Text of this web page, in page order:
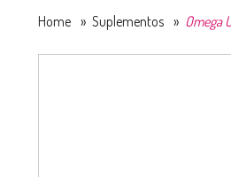
Home » Suplementos » Omega